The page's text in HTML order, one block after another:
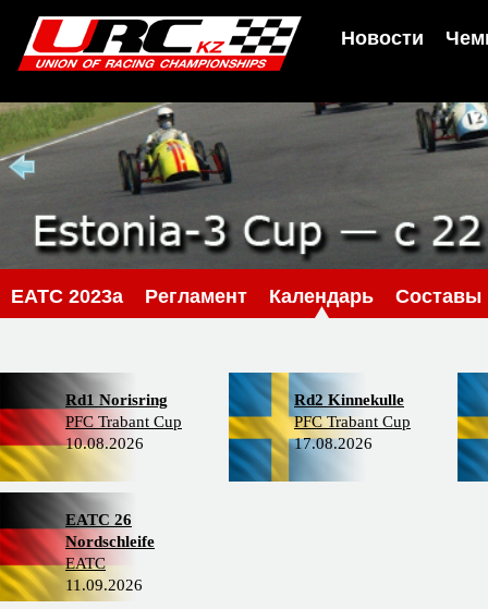
Новости
EATC 2023a Регламент Календарь Составы
Rd1 Norisring
PFC Trabant Cup
10.08.2026
Rd2 Kinnekulle
PFC Trabant Cup
17.08.2026
EATC 26
Nordschleife
EATC
11.09.2026